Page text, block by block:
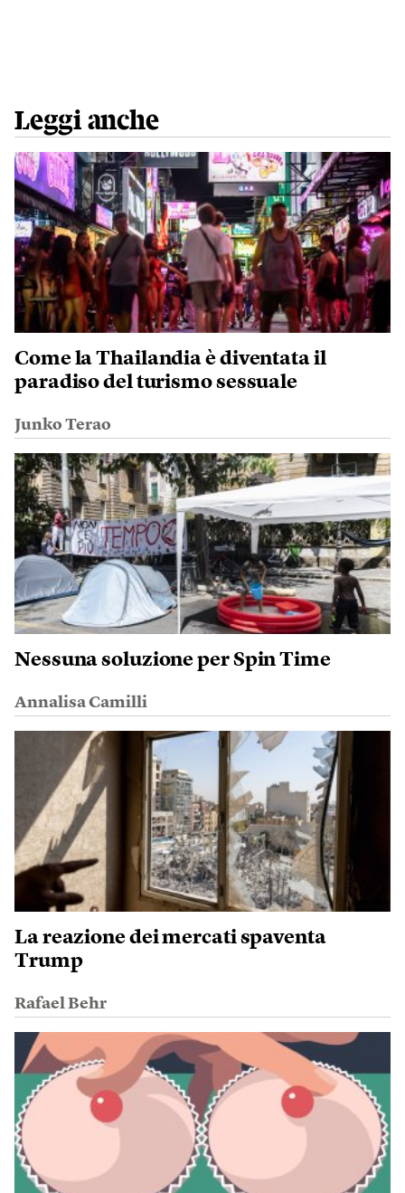
Leggi anche
Come la Thailandia è diventata il
paradiso del turismo sessuale
Junko Terao
Nessuna soluzione per Spin Time
Annalisa Camilli
La reazione dei mercati spaventa
Trump
Rafael Behr